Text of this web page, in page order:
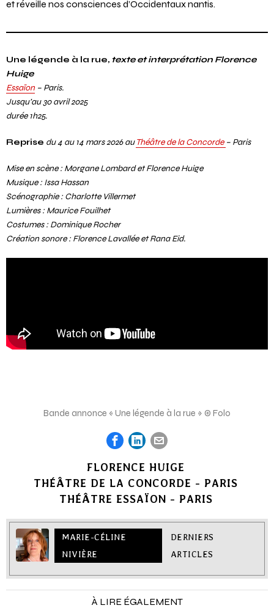
et réveille nos consciences d’Occidentaux nantis.
Une légende à la rue, texte et interprétation Florence
Huige
Essaïon – Paris.
Jusqu’au 30 avril 2025
durée 1h25.
Reprise du 4 au 14 mars 2026 auThéâtre de la Concorde – Paris
Mise en scène : Morgane Lombard et Florence Huige
Musique : Issa Hassan
Scénographie : Charlotte Villermet
Lumières : Maurice Fouilhet
Costumes : Dominique Rocher
Création sonore : Florence Lavallée et Rana Eid.
Bande annonce « Une légende à la rue » © Folo
FLORENCE HUIGE
THÉÂTRE DE LA CONCORDE - PARIS
THÉÂTRE ESSAÏON - PARIS
MARIE-CÉLINE
NIVIÈRE
DERNIERS
ARTICLES
À LIRE ÉGALEMENT